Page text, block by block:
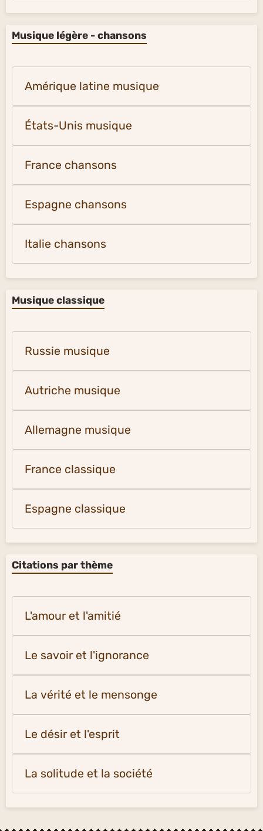
Musique légère - chansons
Amérique latine musique
États-Unis musique
France chansons
Espagne chansons
Italie chansons
Musique classique
Russie musique
Autriche musique
Allemagne musique
France classique
Espagne classique
Citations par thème
L'amour et l'amitié
Le savoir et l'ignorance
La vérité et le mensonge
Le désir et l'esprit
La solitude et la société